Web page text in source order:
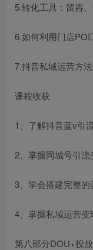
5.转化工具：留咨
6.如何利用门店
7.抖音私域运营方
课程收获
1、了解抖音蓝v引
2、掌握同城号引流
3、学会搭建完整
4、掌握私域运营
第八部分DOU+投